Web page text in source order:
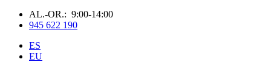
AL.-OR.: 9:00-14:00
945 622 190
ES
EU